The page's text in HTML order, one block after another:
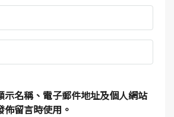
示名稱、電子郵件地址及個人網站
留言時使用。